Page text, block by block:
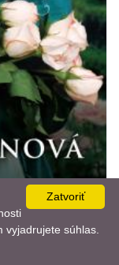
📨
Zatvoriť
súhlas.